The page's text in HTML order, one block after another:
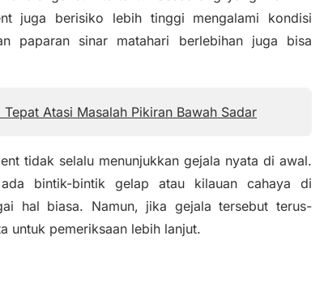
juga berisiko lebih tinggi mengalami kondisi
paparan sinar matahari berlebihan juga bisa
Atasi Masalah Pikiran Bawah Sadar
tidak selalu menunjukkan gejala nyata di awal.
bintik-bintik gelap atau kilauan cahaya di
hal biasa. Namun, jika gejala tersebut terus-
untuk pemeriksaan lebih lanjut.